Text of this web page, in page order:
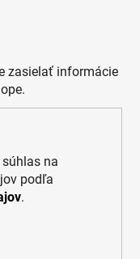
zasielať informácie
na
podľa
.